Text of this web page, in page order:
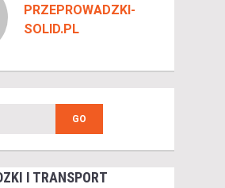
PRZEPROWADZKI-
SOLID.PL
I TRANSPORT